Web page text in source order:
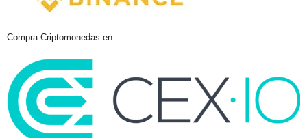
Compra Criptomonedas en: